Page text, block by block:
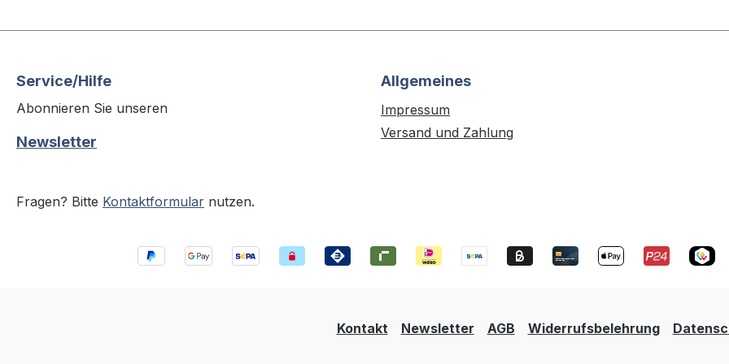
Service/Hilfe
Abonnieren Sie unseren
Newsletter
Fragen? Bitte Kontaktformular nutzen.
Allgemeines
Impressum
Versand und Zahlung
Kontakt Newsletter AGB Widerrufsbelehrung